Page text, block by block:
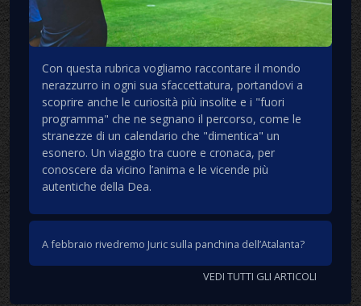
Con questa rubrica vogliamo raccontare il mondo
nerazzurro in ogni sua sfaccettatura, portandovi a
scoprire anche le curiosità più insolite e i "fuori
programma" che ne segnano il percorso, come le
stranezze di un calendario che "dimentica" un
esonero. Un viaggio tra cuore e cronaca, per
conoscere da vicino l’anima e le vicende più
autentiche della Dea.
A febbraio rivedremo Juric sulla panchina dell’Atalanta?
VEDI TUTTI GLI ARTICOLI